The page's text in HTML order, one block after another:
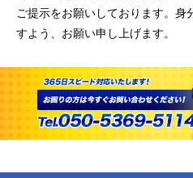
ご提示をお願いしております。身
すよう、お願い申し上げます。